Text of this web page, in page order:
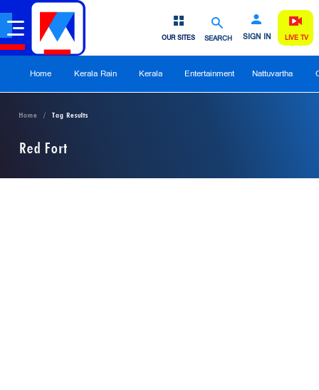
SEARCH SIGN IN
OUR SITES LIVE TV
Home Kerala Rain Kerala Entertainment Nattuvartha
Home Tag Results
Red Fort